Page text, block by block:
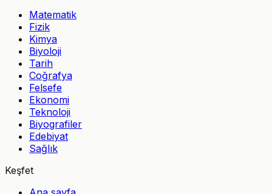
Matematik
Fizik
Kimya
Biyoloji
Tarih
Coğrafya
Felsefe
Ekonomi
Teknoloji
Biyografiler
Edebiyat
Sağlık
Keşfet